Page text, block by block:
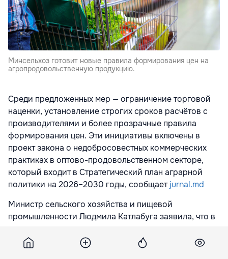
Минсельхоз готовит новые правила формирования цен на
агропродовольственную продукцию.
Среди предложенных мер — ограничение торговой
наценки, установление строгих сроков расчётов с
производителями и более прозрачные правила
формирования цен. Эти инициативы включены в
проект закона о недобросовестных коммерческих
практиках в оптово-продовольственном секторе,
который входит в Стратегический план аграрной
политики на 2026–2030 годы, сообщаетjurnal.md
Министр сельского хозяйства и пищевой
промышленности Людмила Катлабуга заявила, что в
напрямую вмешиваться в процесс ценообразования,